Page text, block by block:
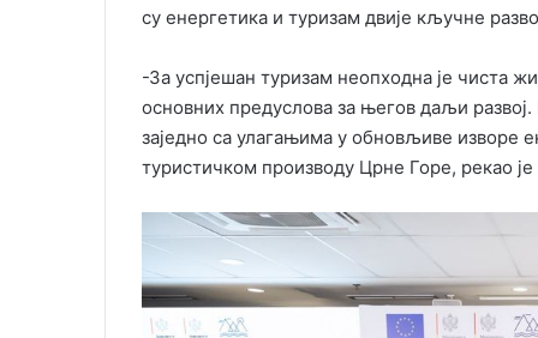
су енергетика и туризам двије кључне
-За успјешан туризам неопходна је чиста
основних предуслова за његов даљи
заједно са улагањима у обновљиве изворе
туристичком производу Црне Горе, рекао